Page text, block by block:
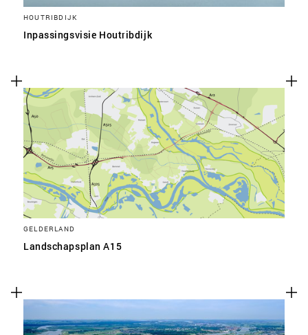
HOUTRIBDIJK
Inpassingsvisie Houtribdijk
GELDERLAND
Landschapsplan A15